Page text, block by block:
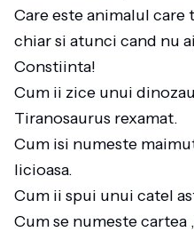
Care este animalul care
chiar si atunci cand nu
Constiinta!
Cum ii zice unui
Tiranosaurus rexamat.
Cum isi numeste
licioasa.
Cum ii spui unui catel
Cum se numeste cartea